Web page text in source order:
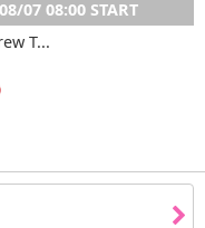
07 08:00 START
T...